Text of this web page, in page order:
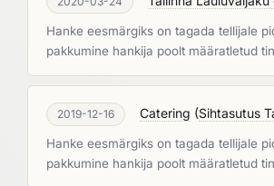
Hanke eesmärgiks on tagada tellijale
pakkumine hankija poolt määratletud
2019-12-16 Catering (Sihtasutus
Hanke eesmärgiks on tagada tellijale
pakkumine hankija poolt määratletud